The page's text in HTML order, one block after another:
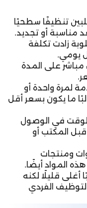
تنظيفًا سطحيًا
مناسبة أو تجديد.
زادت تكلفة
يومي.
على المدة
لمرة واحدة أو
ما يكون بسعر أقل
لوقت في الوصول
المكتب أو
ومنتجات
المواد أيضًا.
قليلًا لكنه
الفردي